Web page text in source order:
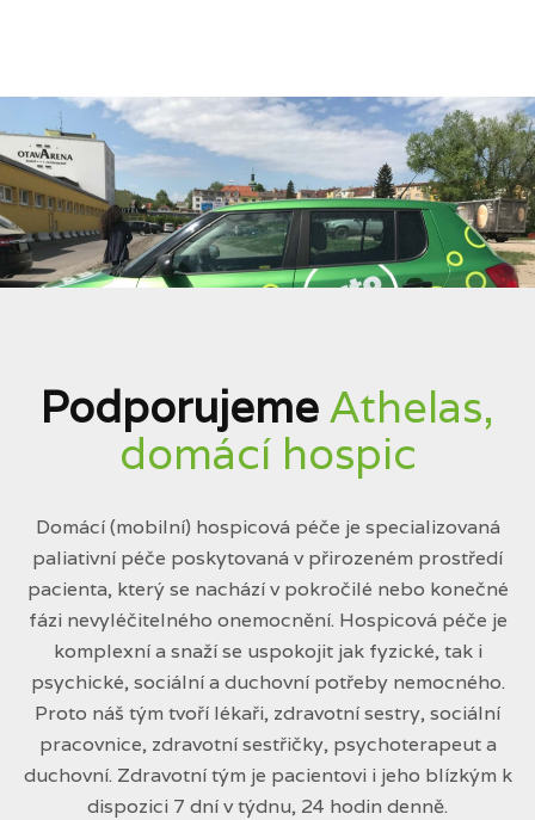
PodporujemeAthelas,
domácí hospic
Domácí (mobilní) hospicová péče je specializovaná
paliativní péče poskytovaná v přirozeném prostředí
pacienta, který se nachází v pokročilé nebo konečné
fázi nevyléčitelného onemocnění. Hospicová péče je
komplexní a snaží se uspokojit jak fyzické, tak i
psychické, sociální a duchovní potřeby nemocného.
Proto náš tým tvoří lékaři, zdravotní sestry, sociální
pracovnice, zdravotní sestřičky, psychoterapeut a
duchovní. Zdravotní tým je pacientovi i jeho blízkým k
dispozici 7 dní v týdnu, 24 hodin denně.